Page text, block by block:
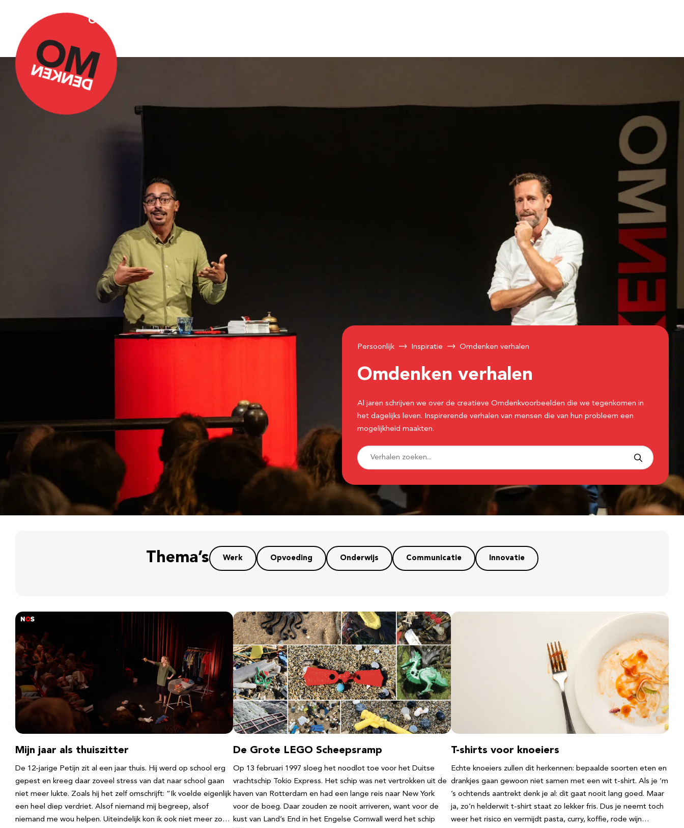
Over Omdenken
Persoonlijk Inspiratie Omdenken verhalen
Omdenken verhalen
Al jaren schrijven we over de creatieve Omdenkvoorbeelden die we tegenkomen in
het dagelijks leven. Inspirerende verhalen van mensen die van hun probleem een
mogelijkheid maakten.
Thema’s Werk Opvoeding Onderwijs Communicatie Innovatie
Mijn jaar als thuiszitter
De 12-jarige Petijn zit al een jaar thuis. Hij werd op school erg
gepest en kreeg daar zoveel stress van dat naar school gaan
niet meer lukte. Zoals hij het zelf omschrijft: “Ik voelde eigenlijk
een heel diep verdriet. Alsof niemand mij begreep, alsof
niemand me wou helpen. Uiteindelijk kon ik ook niet meer zo…
De Grote LEGO Scheepsramp
Op 13 februari 1997 sloeg het noodlot toe voor het Duitse
vrachtschip Tokio Express. Het schip was net vertrokken uit de
haven van Rotterdam en had een lange reis naar New York
voor de boeg. Daar zouden ze nooit arriveren, want voor de
kust van Land’s End in het Engelse Cornwall werd het schip
T-shirts voor knoeiers
Echte knoeiers zullen dit herkennen: bepaalde soorten eten en
drankjes gaan gewoon niet samen met een wit t-shirt. Als je ‘m
’s ochtends aantrekt denk je al: dit gaat nooit lang goed. Maar
ja, zo’n helderwit t-shirt staat zo lekker fris. Dus je neemt toch
weer het risico en vermijdt pasta, curry, koffie, rode wijn…